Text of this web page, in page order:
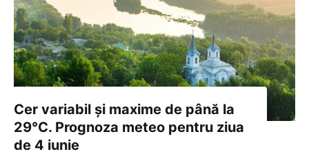
Cer variabil și maxime de până la
29°C. Prognoza meteo pentru ziua
de 4 iunie